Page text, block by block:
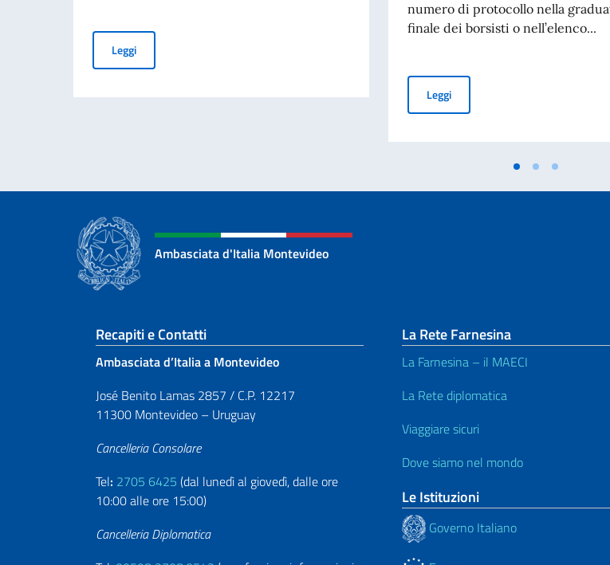
LeggiMessaggio dell'On. Ministro per la Giornata nazionale del sacrificio del lavoro italiano nel mondo (8
numero di protocollo nella
finale dei borsisti o nell’elenco...
LeggiGRADUATORIA FINALE DELLE
Ambasciata d'Italia Montevideo
Sezione footer
Recapiti e Contatti
Ambasciata d’Italia a Montevideo
José Benito Lamas 2857 / C.P. 12217
11300 Montevideo – Uruguay
Cancelleria Consolare
Tel: 2705 6425 (dal lunedì al giovedì, dalle ore
10:00 alle ore 15:00)
Cancelleria Diplomatica
La Rete Farnesina
La Farnesina – il MAECI
La Rete diplomatica
Viaggiare sicuri
Dove siamo nel mondo
Le Istituzioni
Governo Italiano